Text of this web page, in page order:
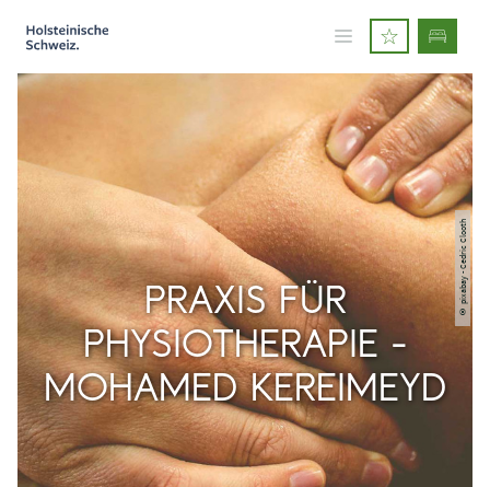
© pixabay - Cedric Clooth
PRAXIS FÜR
PHYSIOTHERAPIE -
MOHAMED KEREIMEYD